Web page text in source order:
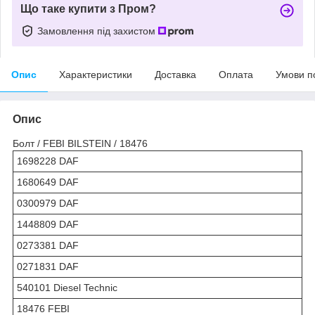
Що таке купити з Пром?
Замовлення під захистом
Опис Характеристики Доставка Оплата Умови
Опис
Болт / FEBI BILSTEIN / 18476
1698228 DAF
1680649 DAF
0300979 DAF
1448809 DAF
0273381 DAF
0271831 DAF
540101 Diesel Technic
18476 FEBI